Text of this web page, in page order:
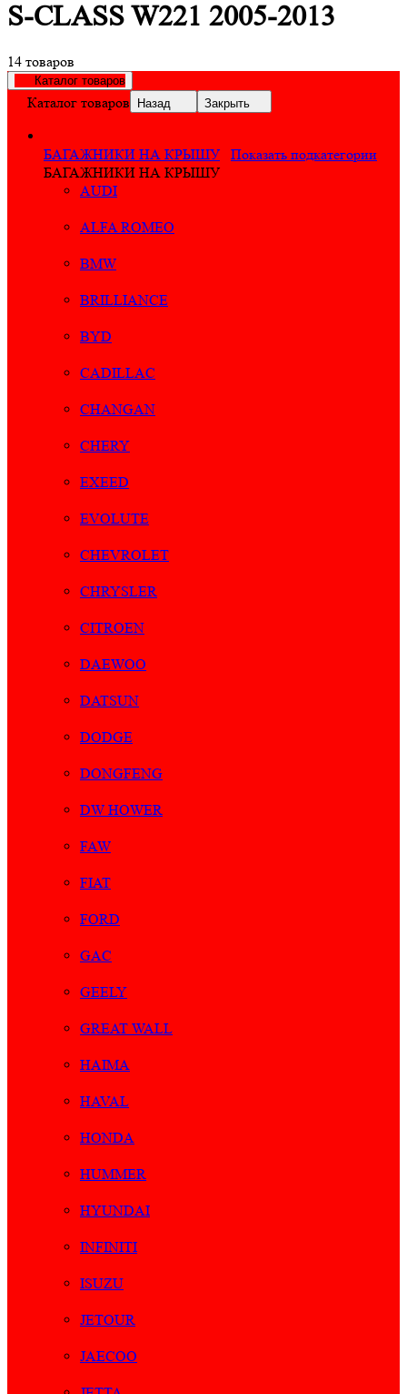
S-CLASS W221 2005-2013
14 товаров
Каталог товаров
Каталог товаров Назад Закрыть
БАГАЖНИКИ НА КРЫШУ
Показать подкатегории
БАГАЖНИКИ НА КРЫШУ
AUDI
ALFA ROMEO
BMW
BRILLIANCE
BYD
CADILLAC
CHANGAN
CHERY
EXEED
EVOLUTE
CHEVROLET
CHRYSLER
CITROEN
DAEWOO
DATSUN
DODGE
DONGFENG
DW HOWER
FAW
FIAT
FORD
GAC
GEELY
GREAT WALL
HAIMA
HAVAL
HONDA
HUMMER
HYUNDAI
INFINITI
ISUZU
JETOUR
JAECOO